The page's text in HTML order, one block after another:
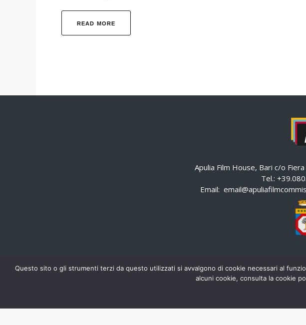
READ MORE
Apulia Film House, Bari c/o
Tel.:
Email:
Questo sito o gli strumenti terzi da questo utilizzati si avvalgono di cookie necessari al
alcuni cookie, consulta la cookie